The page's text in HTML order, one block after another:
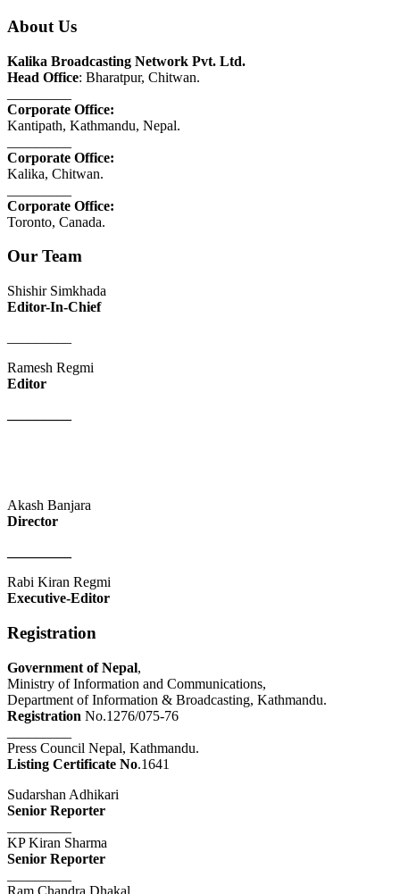
About Us
Kalika Broadcasting Network Pvt. Ltd.
Head Office: Bharatpur, Chitwan.
Corporate Office:
Kantipath, Kathmandu, Nepal.
Corporate Office:
Kalika, Chitwan.
Corporate Office:
Toronto, Canada.
Our Team
Shishir Simkhada
Editor-In-Chief
Ramesh Regmi
Editor
Akash Banjara
Director
Rabi Kiran Regmi
Executive-Editor
Registration
Government of Nepal,
Ministry of Information and Communications,
Department of Information & Broadcasting, Kathmandu.
Registration No.1276/075-76
Press Council Nepal, Kathmandu.
Listing Certificate No.1641
Sudarshan Adhikari
Senior Reporter
KP Kiran Sharma
Senior Reporter
Ram Chandra Dhakal